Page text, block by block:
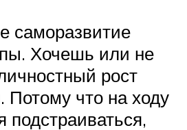
саморазвитие
Хочешь или не
рост
Потому что на ходу
подстраиваться,